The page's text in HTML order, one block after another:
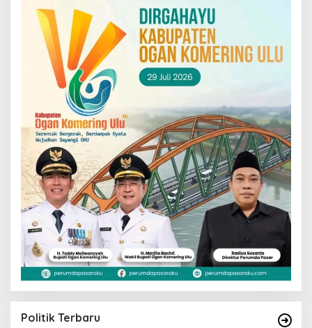
Politik Terbaru